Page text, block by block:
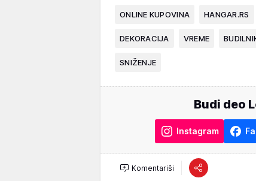
ONLINE KUPOVINA HANGAR.RS
DEKORACIJA VREME
SNIŽENJE
Budi deo
Instagram
Komentariši